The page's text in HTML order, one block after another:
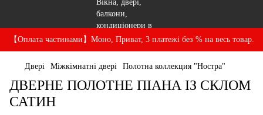
【Оплата частинами】Моно, Приват, 3 платежі без % на весь товар.
Двері Міжкімнатні двері Полотна коллекция "Ностра"
ДВЕРНЕ ПОЛОТНЕ ПІАНА ІЗ СКЛОМ
САТИН